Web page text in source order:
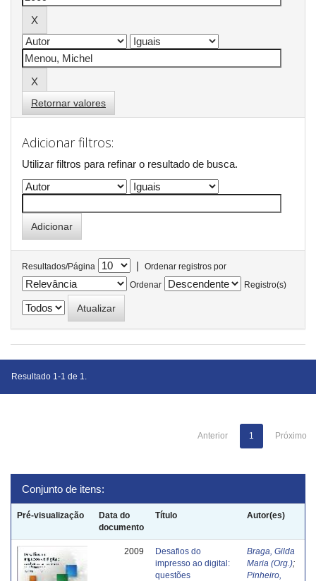
Retornar valores
Adicionar filtros:
Utilizar filtros para refinar o resultado de busca.
Resultados/Página |
Ordenar registros por
Ordenar
Registro(s)
Resultado 1-1 de 1.
Anterior 1 Próximo
Conjunto de itens:
Pré-visualização
Data do
documento
Título Autor(es)
2009
Desafios do
impresso ao digital:
questões
Braga, Gilda
Maria (Org.);
Pinheiro,